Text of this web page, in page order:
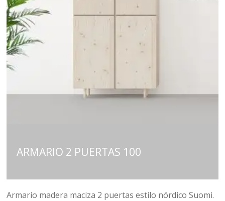
ARMARIO 2 PUERTAS 100
Armario madera maciza 2 puertas estilo nórdico Suomi.